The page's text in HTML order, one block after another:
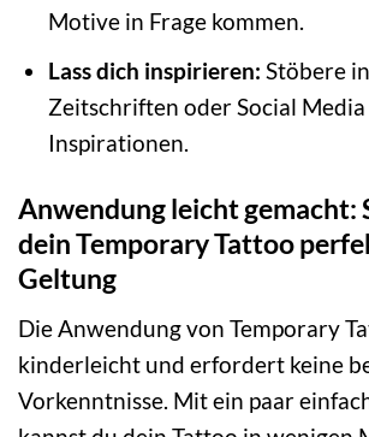
Motive in Frage kommen.
Lass dich inspirieren: Stöbere
Zeitschriften oder Social Media
Inspirationen.
Anwendung leicht gemacht:
dein Temporary Tattoo
Geltung
Die Anwendung von Temporary
kinderleicht und erfordert keine
Vorkenntnisse. Mit ein paar